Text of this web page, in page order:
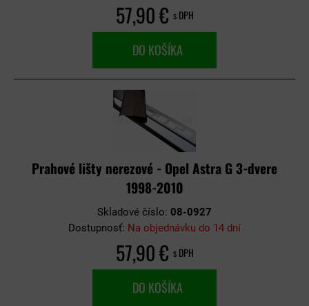
57,90 € s DPH
DO KOŠÍKA
Prahové lišty nerezové - Opel Astra G 3-dvere
1998-2010
Skladové číslo: 08-0927
Dostupnosť: Na objednávku do 14 dní
57,90 € s DPH
DO KOŠÍKA